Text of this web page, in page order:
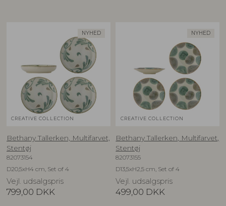
NYHED
CREATIVE COLLECTION
Bethany Tallerken, Multifarvet,
Stentøj
82073154
D20,5xH4 cm, Set of 4
Vejl. udsalgspris
799,00 DKK
NYHED
CREATIVE COLLECTION
Bethany Tallerken, Multifarvet,
Stentøj
82073155
D13,5xH2,5 cm, Set of 4
Vejl. udsalgspris
499,00 DKK